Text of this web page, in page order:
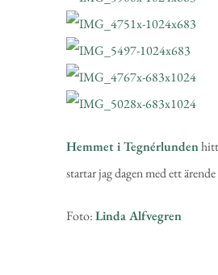
Hemmet i Tegnérlunden
startar jag dagen med ett
Foto:Linda Alfvegren